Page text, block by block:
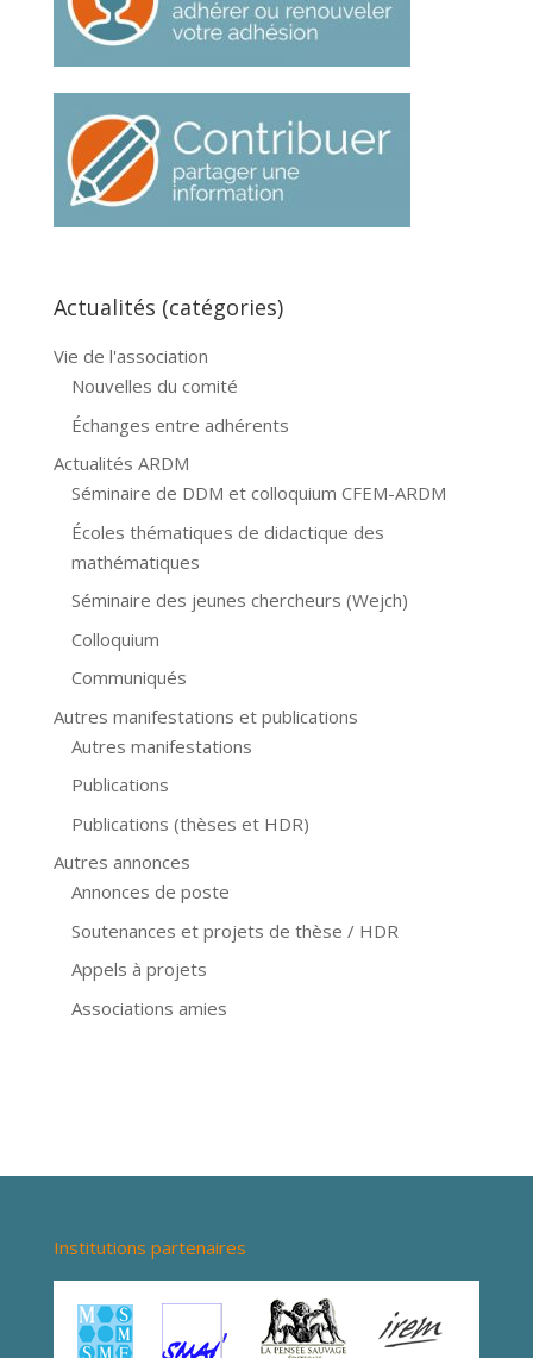
Actualités (catégories)
Vie de l'association
Nouvelles du comité
Échanges entre adhérents
Actualités ARDM
Séminaire de DDM et colloquium CFEM-ARDM
Écoles thématiques de didactique des
mathématiques
Séminaire des jeunes chercheurs (Wejch)
Colloquium
Communiqués
Autres manifestations et publications
Autres manifestations
Publications
Publications (thèses et HDR)
Autres annonces
Annonces de poste
Soutenances et projets de thèse / HDR
Appels à projets
Associations amies
Institutions partenaires